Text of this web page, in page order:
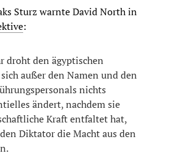
Sturz warnte David North in
:
droht den ägyptischen
außer den Namen und den
nichts
ändert, nachdem sie
Kraft entfaltet hat,
Diktator die Macht aus den